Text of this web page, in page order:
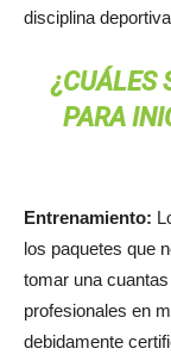
disciplina
¿CUÁLES
PARA
Entrenamiento:
los paquetes que
tomar una
profesionales en
debidamente